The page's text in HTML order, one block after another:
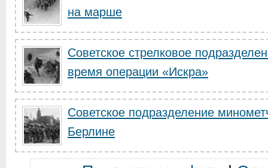
на марше
Советское стрелковое
время операции «Искра»
Советское подразделение
Берлине